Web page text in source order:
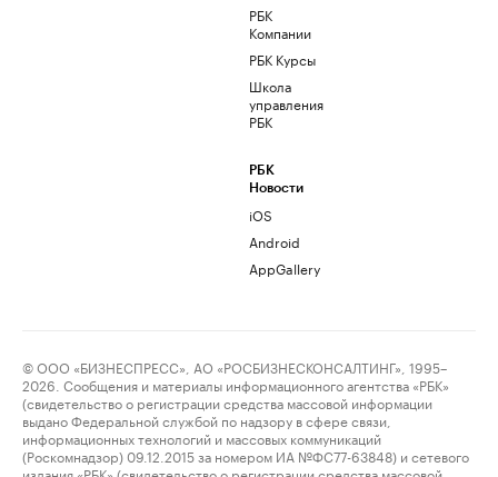
РБК
Компании
РБК Курсы
Школа
управления
РБК
РБК
Новости
iOS
Android
AppGallery
© ООО «БИЗНЕСПРЕСС», АО «РОСБИЗНЕСКОНСАЛТИНГ», 1995–
2026. Сообщения и материалы информационного агентства «РБК»
(свидетельство о регистрации средства массовой информации
выдано Федеральной службой по надзору в сфере связи,
информационных технологий и массовых коммуникаций
(Роскомнадзор) 09.12.2015 за номером ИА №ФС77-63848) и сетевого